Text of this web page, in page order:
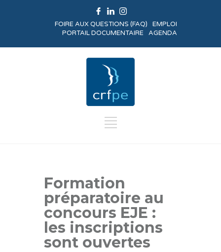
EMPLOI
FOIRE AUX QUESTIONS (FAQ)
AGENDA
PORTAIL DOCUMENTAIRE
Formation
préparatoire au
concours EJE :
les inscriptions
sont ouvertes